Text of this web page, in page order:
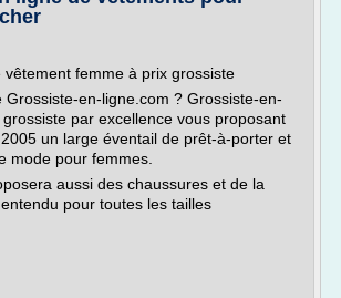
vêtement femme à prix grossiste
Grossiste-en-ligne.com ? Grossiste-en-
par excellence vous proposant
un large éventail de prêt-à-porter et
mode pour femmes.
aussi des chaussures et de la
pour toutes les tailles